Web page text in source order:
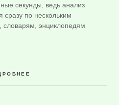
секунды, ведь анализ
сразу по нескольким
энциклопедям